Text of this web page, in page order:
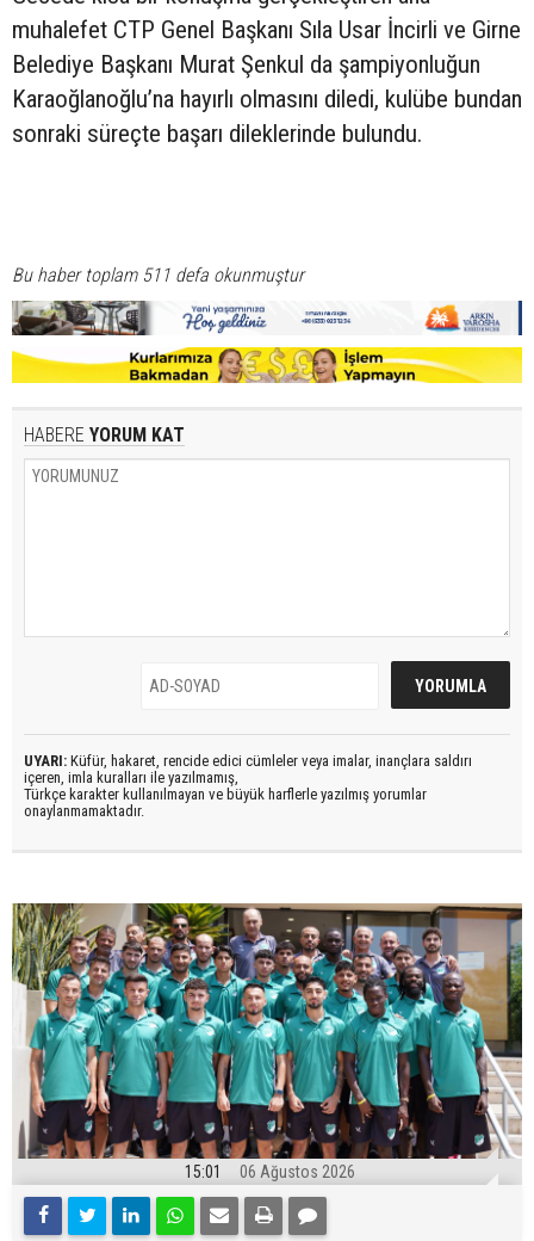
muhalefet CTP Genel Başkanı Sıla Usar İncirli ve Girne
Belediye Başkanı Murat Şenkul da şampiyonluğun
Karaoğlanoğlu’na hayırlı olmasını diledi, kulübe bundan
sonraki süreçte başarı dileklerinde bulundu.
Bu haber toplam 511 defa okunmuştur
HABERE YORUM KAT
UYARI: Küfür, hakaret, rencide edici cümleler veya imalar, inançlara saldırı
içeren, imla kuralları ile yazılmamış,
Türkçe karakter kullanılmayan ve büyük harflerle yazılmış yorumlar
onaylanmamaktadır.
15:01 06 Ağustos 2026